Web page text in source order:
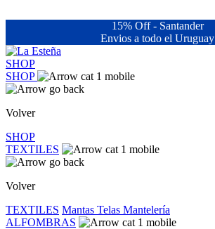
15% Off - Santander
Envios a todo el Uruguay
SHOP
SHOP
Volver
SHOP
TEXTILES
Volver
TEXTILES Mantas Telas Mantelería
ALFOMBRAS